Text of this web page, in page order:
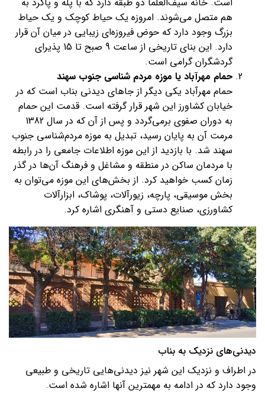
هم متصل می‌شوند. امروزه یک حیاط کوچک و یک حیاط
بزرگ وجود دارد که حوض فیروزه‌ای زیبایی در میان آن قرار
دارد. این بنای تاریخی از ساعت 9 صبح تا 15 پذیرای
گردشگران گرامی است.
حمام مهرآباد یا موزه مردم شناسی جنوب سهند
حمام مهرآباد یکی دیگر از جاهای دیدنی بناب است که در
خیابان کشاورز این شهر قرار گرفته است. قدمت این حمام
به دوران صفوی برمی‌گردد و پس از آن که در سال 1382
مرمت آن به پایان رسید، تبدیل به موزه مردم‌شناسی جنوب
سهند شد. با بازدید از این موزه اطلاعات جامعی را در رابطه
با مردمان ساکن در منطقه و مشاغل و فرهنگ آن‌ها در گذر
زمان کسب خواهید کرد. از بخش‌های این موزه می‌توان به
بخش موسیقی، پارچه، زیورآلات، پوشاک، ابزارآلات
کشاورزی، صنایع دستی و آهنگری اشاره کرد.
دیدنی‌های نزدیک به بناب
در اطراف و نزدیک این شهر نیز دیدنی‌هایی تاریخی و طبیعی
وجود دارد که در ادامه به مهمترین آنها اشاره شده است.